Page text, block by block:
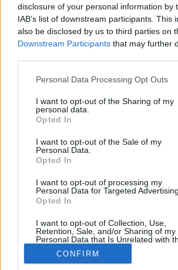
disclosure of your personal information by
IAB’s list of downstream participants. This
also be disclosed by us to third parties on
Downstream Participants that may further
Please note that this website/app uses one
not limited to your visit or usage behaviour.
grant or deny consent to Google and its
use your data for below specified purposes
consent section.
Personal Data Processing Opt Outs
I want to opt-out of the Sharing of my
personal data.
Opted In
I want to opt-out of the Sale of my
Personal Data.
Opted In
I want to opt-out of processing my
Personal Data for Targeted
Opted In
I want to opt-out of Collection, Use,
Retention, Sale, and/or Sharing of my
Personal Data that Is Unrelated with
Purposes for which it was collected.
Opted Out
CONFIRM
Betegségek A-Z
Tünet
Vizsgálat
Életmódváltás
Kutatás
Prevenció
Hírek
Kisállatok egészsége
#orvosmeteorológia#vérnyomás
#pajzsmirigy#reflux#ekcéma
Regisztráció
Demecia